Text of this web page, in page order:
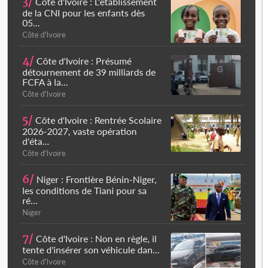
de la CNI pour les enfants dès
05...
Côte d'Ivoire
4/ Côte d'Ivoire : Présumé
détournement de 39 milliards de
FCFA à la...
Côte d'Ivoire
5/ Côte d'Ivoire : Rentrée Scolaire
2026-2027, vaste opération
d'éta...
Côte d'Ivoire
6/ Niger : Frontière Bénin-Niger,
les conditions de Tiani pour sa
ré...
Niger
7/ Côte d'Ivoire : Non en règle, il
tente d'insérer son véhicule dan...
Côte d'Ivoire